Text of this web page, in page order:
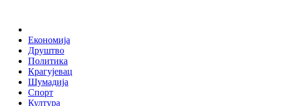
Економија
Друштво
Политика
Крагујевац
Шумадија
Спорт
Култура